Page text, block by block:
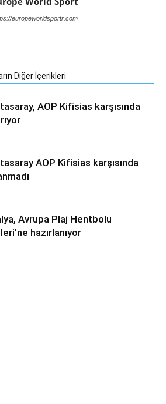
europeworldsportr.com
Diğer İçerikleri
AOP Kifisias karşısında
AOP Kifisias karşısında
Avrupa Plaj Hentbolu
hazırlanıyor